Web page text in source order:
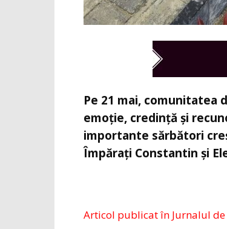
Pe 21 mai, comunitatea
emoție, credință și
importante sărbători
Împărați Constantin și
Articol publicat în Jurnalul